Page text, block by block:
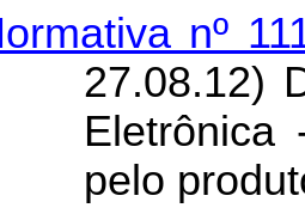
nº
27.08.12)
pelo